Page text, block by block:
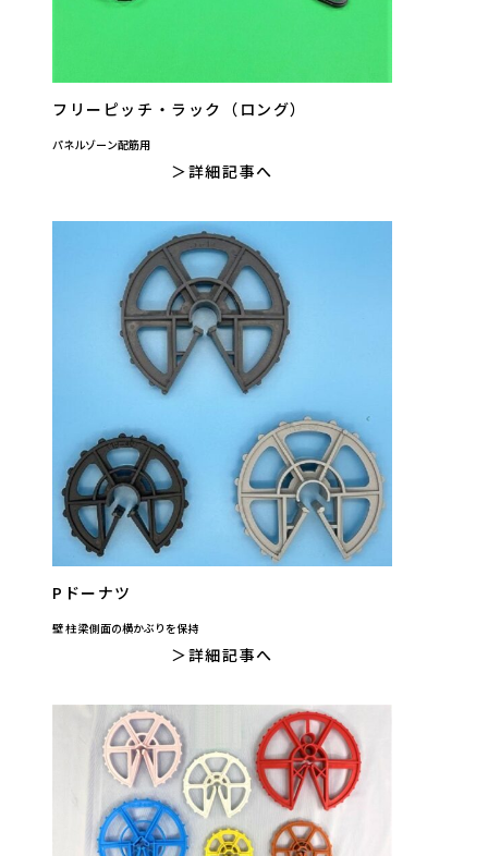
フリーピッチ・ラック（ロング）
パネルゾーン配筋用
詳細記事へ
Pドーナツ
壁 柱 梁側面の横かぶりを保持
詳細記事へ